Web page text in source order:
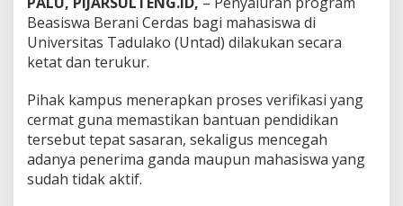
u
s
T
e
a
p
k
a
n
Beasiswa Berani Cerdas bagi mahasiswa di
Universitas Tadulako (Untad) dilakukan secara
ketat dan terukur.
Pihak kampus menerapkan proses verifikasi yang
cermat guna memastikan bantuan pendidikan
tersebut tepat sasaran, sekaligus mencegah
adanya penerima ganda maupun mahasiswa yang
sudah tidak aktif.